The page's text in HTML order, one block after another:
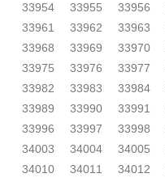
33954
33955 33956
33961
33962 33963
33968
33969 33970
33975
33976 33977
33982
33983 33984
33989
33990 33991
33996
33997 33998
34003
34004 34005
34010
34011 34012